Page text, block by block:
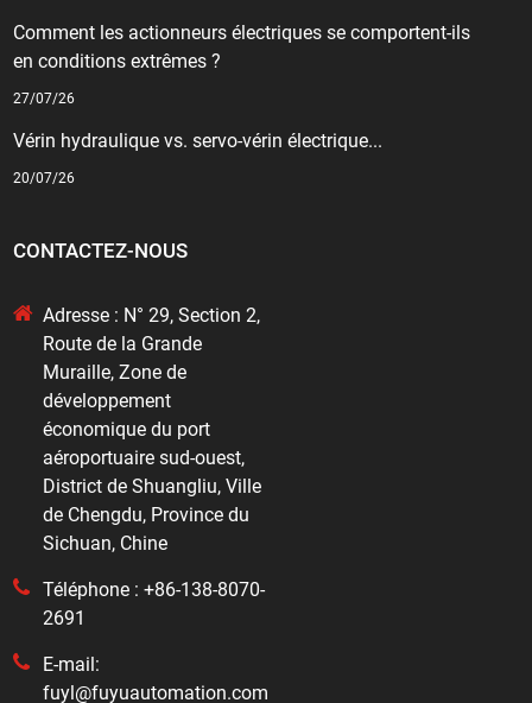
Comment les actionneurs électriques se comportent-ils
en conditions extrêmes ?
27/07/26
Vérin hydraulique vs. servo-vérin électrique...
20/07/26
CONTACTEZ-NOUS
Adresse : N° 29, Section 2,
Route de la Grande
Muraille, Zone de
développement
économique du port
aéroportuaire sud-ouest,
District de Shuangliu, Ville
de Chengdu, Province du
Sichuan, Chine
Téléphone : +86-138-8070-
2691
E-mail:
fuyl@fuyuautomation.com